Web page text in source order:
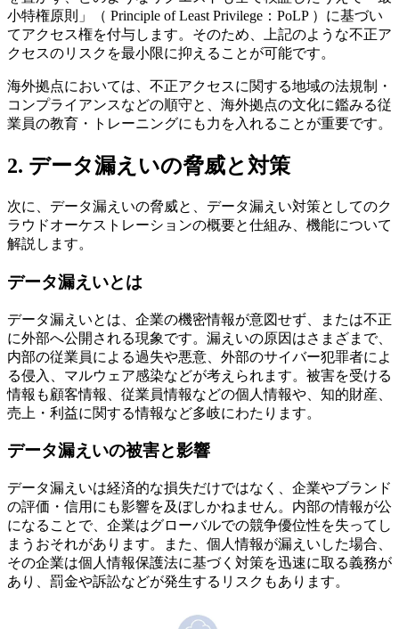
小特権原則」（ Principle of Least Privilege：PoLP ）に基づい
てアクセス権を付与します。そのため、上記のような不正ア
クセスのリスクを最小限に抑えることが可能です。
海外拠点においては、不正アクセスに関する地域の法規制・
コンプライアンスなどの順守と、海外拠点の文化に鑑みる従
業員の教育・トレーニングにも力を入れることが重要です。
2. データ漏えいの脅威と対策
次に、データ漏えいの脅威と、データ漏えい対策としてのク
ラウドオーケストレーションの概要と仕組み、機能について
解説します。
データ漏えいとは
データ漏えいとは、企業の機密情報が意図せず、または不正
に外部へ公開される現象です。漏えいの原因はさまざまで、
内部の従業員による過失や悪意、外部のサイバー犯罪者によ
る侵入、マルウェア感染などが考えられます。被害を受ける
情報も顧客情報、従業員情報などの個人情報や、知的財産、
売上・利益に関する情報など多岐にわたります。
データ漏えいの被害と影響
データ漏えいは経済的な損失だけではなく、企業やブランド
の評価・信用にも影響を及ぼしかねません。内部の情報が公
になることで、企業はグローバルでの競争優位性を失ってし
まうおそれがあります。また、個人情報が漏えいした場合、
その企業は個人情報保護法に基づく対策を迅速に取る義務が
あり、罰金や訴訟などが発生するリスクもあります。